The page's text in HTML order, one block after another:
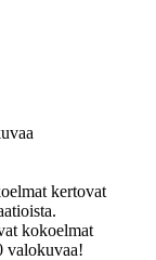
kertovat
kokoelmat
valokuvaa!